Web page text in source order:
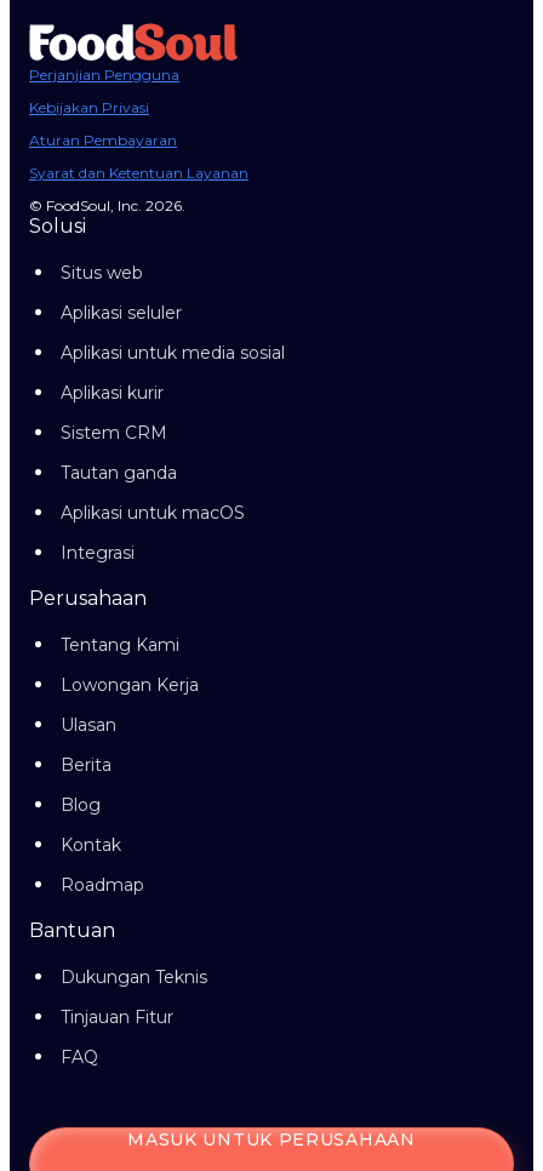
Perjanjian Pengguna
Kebijakan Privasi
Aturan Pembayaran
Syarat dan Ketentuan Layanan
© FoodSoul, Inc. 2026.
Solusi
Situs web
Aplikasi seluler
Aplikasi untuk media sosial
Aplikasi kurir
Sistem CRM
Tautan ganda
Aplikasi untuk macOS
Integrasi
Perusahaan
Tentang Kami
Lowongan Kerja
Ulasan
Berita
Blog
Kontak
Roadmap
Bantuan
Dukungan Teknis
Tinjauan Fitur
FAQ
MASUK UNTUK PERUSAHAAN